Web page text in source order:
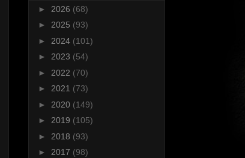
► 2026 (68)
► 2025 (93)
► 2024 (101)
► 2023 (54)
► 2022 (70)
► 2021 (73)
► 2020 (149)
► 2019 (105)
► 2018 (93)
► 2017 (98)